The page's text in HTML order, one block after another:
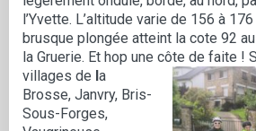
l’Yvette. L’altitude varie de 156 à
brusque plongée atteint la cote 92
la Gruerie. Et hop une côte de faite !
villages de la
Brosse, Janvry, Bris-
Sous-Forges,